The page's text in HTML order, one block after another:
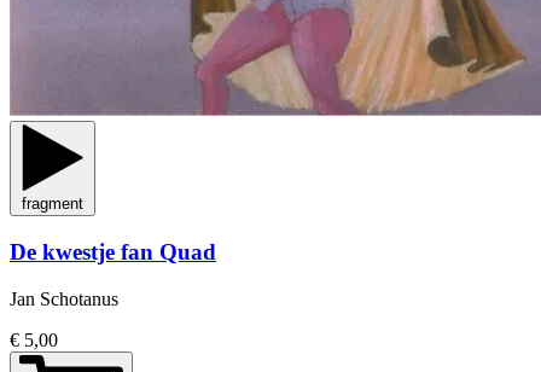
fragment
De kwestje fan Quad
Jan Schotanus
€ 5,00